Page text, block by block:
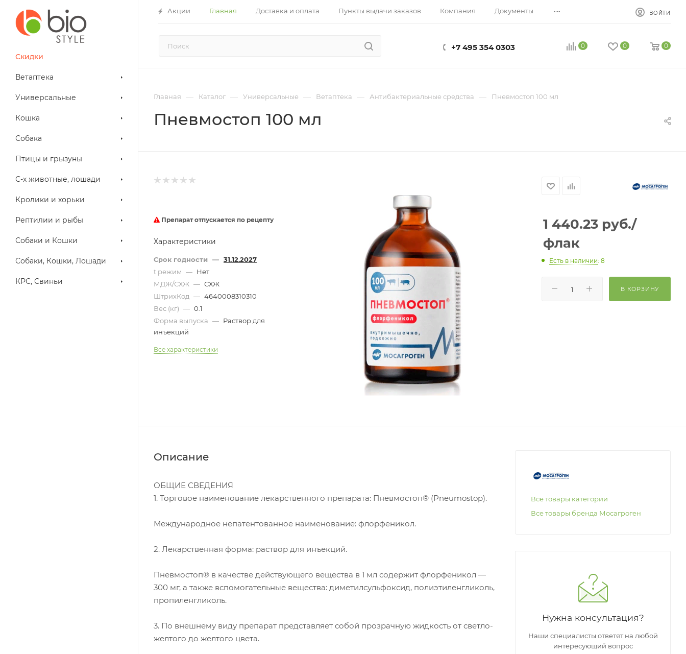
Акции Главная Доставка и оплата Пункты выдачи заказов Компания Документы ... ВОЙТИ
+7 495 354 0303 0 0 0
Скидки
Ветаптека
Универсальные
Кошка
Собака
Птицы и грызуны
С-х животные, лошади
Кролики и хорьки
Рептилии и рыбы
Собаки и Кошки
Собаки, Кошки, Лошади
КРС, Свиньи
Главная — Каталог — Универсальные — Ветаптека — Антибактериальные средства — Пневмостоп 100 мл
Пневмостоп 100 мл
Препарат отпускается по рецепту
Характеристики
Срок годности — 31.12.2027
t режим — Нет
МДЖ/СХЖ — СХЖ
ШтрихКод — 4640008310310
Вес (кг) — 0.1
Форма выпуска — Раствор для
инъекций
Все характеристики
1 440.23руб./
флак
Есть в наличии: 8
В КОРЗИНУ
Описание
ОБЩИЕ СВЕДЕНИЯ
1. Торговое наименование лекарственного препарата: Пневмостоп® (Pneumostop).
Международное непатентованное наименование: флорфеникол.
2. Лекарственная форма: раствор для инъекций.
Пневмостоп® в качестве действующего вещества в 1 мл содержит флорфеникол —
300 мг, а также вспомогательные вещества: диметилсульфоксид, полиэтиленгликоль,
пропиленгликоль.
3. По внешнему виду препарат представляет собой прозрачную жидкость от светло-
желтого до желтого цвета.
Все товары категории
Все товары бренда Мосагроген
Нужна консультация?
Наши специалисты ответят на любой
интересующий вопрос